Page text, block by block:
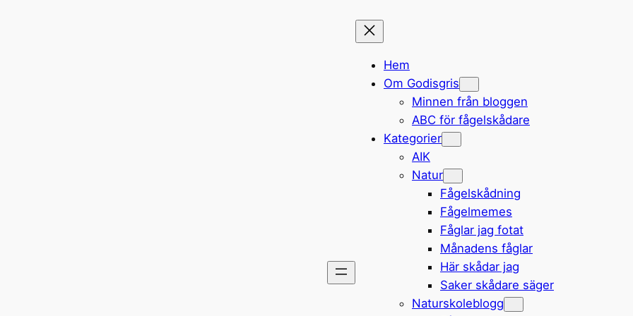
Hem
Om Godisgris
Minnen från bloggen
ABC för fågelskådare
Kategorier
AIK
Natur
Fågelskådning
Fågelmemes
Fåglar jag fotat
Månadens fåglar
Här skådar jag
Saker skådare säger
Naturskoleblogg